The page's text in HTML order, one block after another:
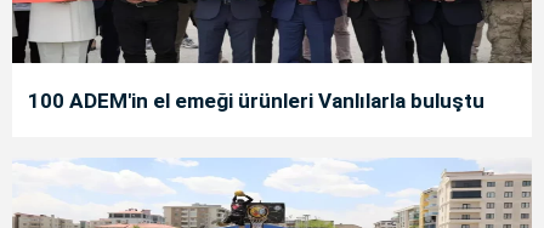
100 ADEM'in el emeği ürünleri Vanlılarla buluştu